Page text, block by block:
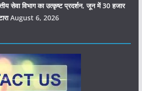
सेवा विभाग का उत्कृष्ट प्रदर्शन, जून में 30 हजार
August 6, 2026